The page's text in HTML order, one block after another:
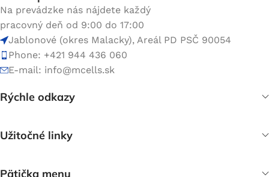
Na prevádzke nás nájdete každý
pracovný deň od 9:00 do 17:00
Jablonové (okres Malacky), Areál PD PSČ 90054
Phone: +421 944 436 060
E-mail: info@mcells.sk
Rýchle odkazy
Užitočné linky
Pätička menu